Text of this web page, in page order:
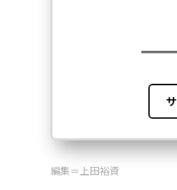
編集＝上田裕資